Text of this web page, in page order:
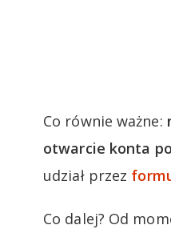
Co równie ważne:
otwarcie konta
udział przez
Co dalej? Od